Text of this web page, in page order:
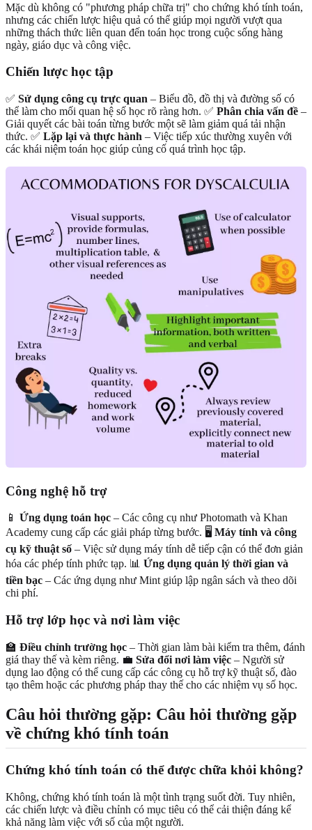
Mặc dù không có "phương pháp chữa trị" cho chứng khó tính toán,
nhưng các chiến lược hiệu quả có thể giúp mọi người vượt qua
những thách thức liên quan đến toán học trong cuộc sống hàng
ngày, giáo dục và công việc.
Chiến lược học tập
✅ Sử dụng công cụ trực quan – Biểu đồ, đồ thị và đường số có
thể làm cho mối quan hệ số học rõ ràng hơn. ✅ Phân chia vấn đề –
Giải quyết các bài toán từng bước một sẽ làm giảm quá tải nhận
thức. ✅ Lặp lại và thực hành – Việc tiếp xúc thường xuyên với
các khái niệm toán học giúp củng cố quá trình học tập.
Công nghệ hỗ trợ
📱 Ứng dụng toán học – Các công cụ như Photomath và Khan
Academy cung cấp các giải pháp từng bước. 🖥️ Máy tính và công
cụ kỹ thuật số – Việc sử dụng máy tính dễ tiếp cận có thể đơn giản
hóa các phép tính phức tạp. 📊 Ứng dụng quản lý thời gian và
tiền bạc – Các ứng dụng như Mint giúp lập ngân sách và theo dõi
chi phí.
Hỗ trợ lớp học và nơi làm việc
🏫 Điều chỉnh trường học – Thời gian làm bài kiểm tra thêm, đánh
giá thay thế và kèm riêng. 💼 Sửa đổi nơi làm việc – Người sử
dụng lao động có thể cung cấp các công cụ hỗ trợ kỹ thuật số, đào
tạo thêm hoặc các phương pháp thay thế cho các nhiệm vụ số học.
Câu hỏi thường gặp: Câu hỏi thường gặp
về chứng khó tính toán
Chứng khó tính toán có thể được chữa khỏi không?
Không, chứng khó tính toán là một tình trạng suốt đời. Tuy nhiên,
các chiến lược và điều chỉnh có mục tiêu có thể cải thiện đáng kể
khả năng làm việc với số của một người.